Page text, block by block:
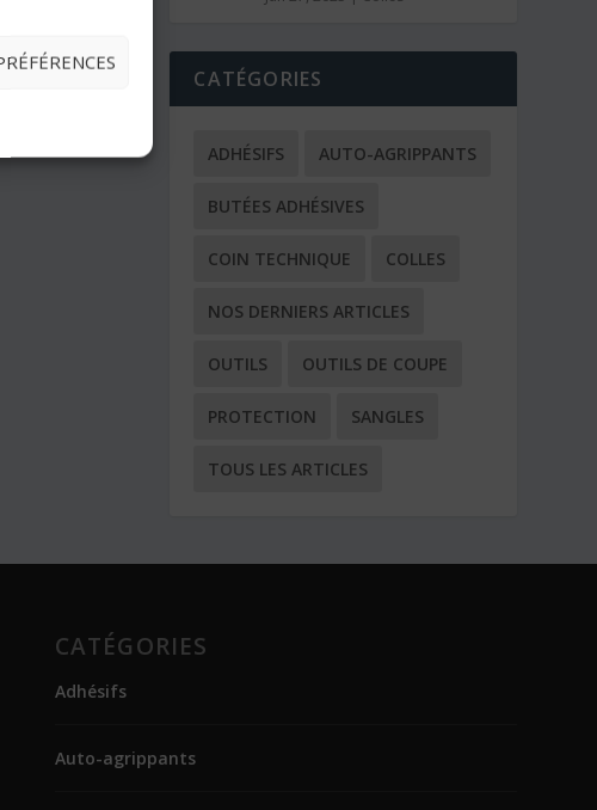
CATÉGORIES
ADHÉSIFS AUTO-AGRIPPANTS
BUTÉES ADHÉSIVES
COIN TECHNIQUE COLLES
NOS DERNIERS ARTICLES
OUTILS OUTILS DE COUPE
PROTECTION SANGLES
TOUS LES ARTICLES
CATÉGORIES
Adhésifs
Auto-agrippants